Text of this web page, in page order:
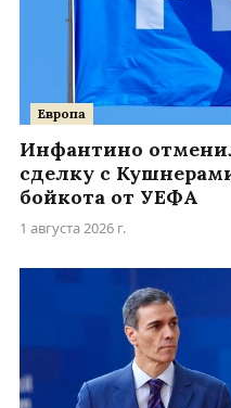
Европа
Инфантино
сделку с
бойкота от УЕФА
1 августа 2026 г.